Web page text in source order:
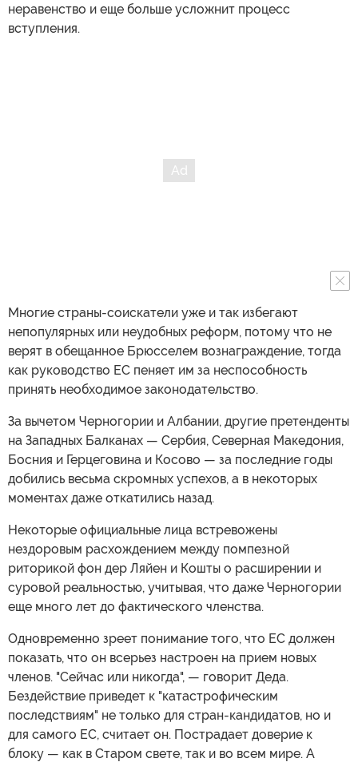
неравенство и еще больше усложнит процесс
вступления.
Многие страны-соискатели уже и так избегают
непопулярных или неудобных реформ, потому что не
верят в обещанное Брюсселем вознаграждение, тогда
как руководство ЕС пеняет им за неспособность
принять необходимое законодательство.
За вычетом Черногории и Албании, другие претенденты
на Западных Балканах — Сербия, Северная Македония,
Босния и Герцеговина и Косово — за последние годы
добились весьма скромных успехов, а в некоторых
моментах даже откатились назад.
Некоторые официальные лица встревожены
нездоровым расхождением между помпезной
риторикой фон дер Ляйен и Кошты о расширении и
суровой реальностью, учитывая, что даже Черногории
еще много лет до фактического членства.
Одновременно зреет понимание того, что ЕС должен
показать, что он всерьез настроен на прием новых
членов. "Сейчас или никогда", — говорит Деда.
Бездействие приведет к "катастрофическим
последствиям" не только для стран-кандидатов, но и
для самого ЕС, считает он. Пострадает доверие к
блоку — как в Старом свете, так и во всем мире. А